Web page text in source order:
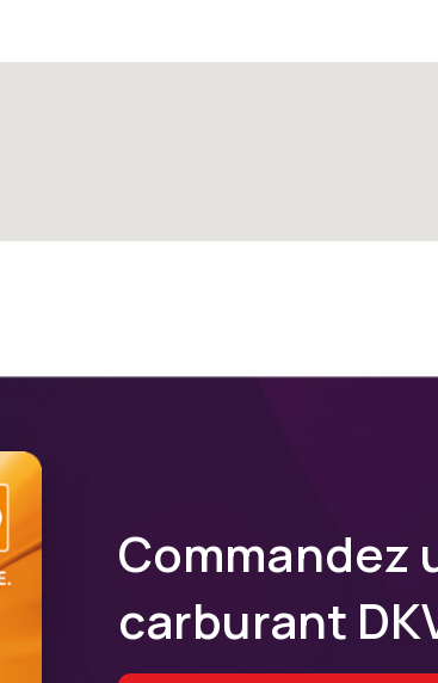
​​Commandez
carburant